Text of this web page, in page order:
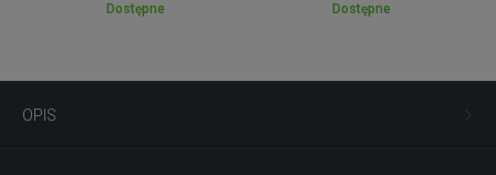
Dostępne
Dostępne
OPIS